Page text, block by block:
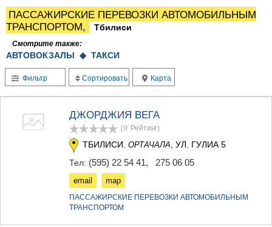
ОЗУРГЕТИ
ЧОХАТАУРИ
УРЕКИ
ИМЕРЕТИЯ
БАГДАТИ
ВАНИ
ЗЕСТАФОНИ
САЧХЕРЕ
ТКИБУЛИ
ПАССАЖИРСКИЕ ПЕРЕВОЗКИ АВТОМОБИЛЬНЫМ
ТРАНСПОРТОМ,
Тбилиси
Смотрите также:
АВТОВОКЗАЛЫ ◆ ТАКСИ
Фильтр Сортировать Карта
ДЖОРДЖИЯ ВЕГА
(0 Рейтинг)
ТБИЛИСИ. ОРТАЧАЛА , УЛ. ГУЛИА 5
Тел: (595) 22 54 41, 275 06 05
email map
ПАССАЖИРСКИЕ ПЕРЕВОЗКИ АВТОМОБИЛЬНЫМ
ТРАНСПОРТОМ